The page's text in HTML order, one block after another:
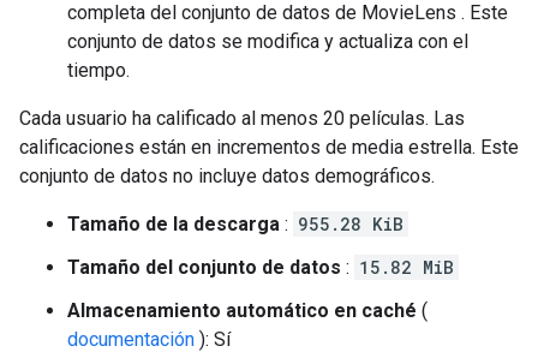
completa del conjunto de datos de MovieLens . Este
conjunto de datos se modifica y actualiza con el
tiempo.
Cada usuario ha calificado al menos 20 películas. Las
calificaciones están en incrementos de media estrella. Este
conjunto de datos no incluye datos demográficos.
Tamaño de la descarga : 955.28 KiB
Tamaño del conjunto de datos : 15.82 MiB
Almacenamiento automático en caché (
documentación ): Sí